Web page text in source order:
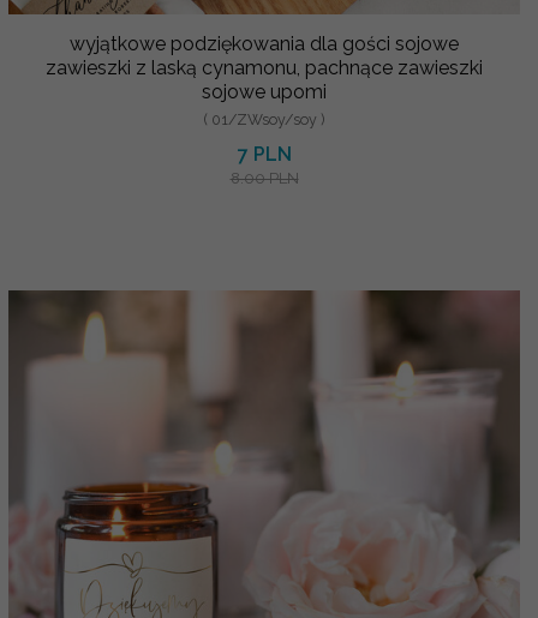
wyjątkowe podziękowania dla gości sojowe
zawieszki z laską cynamonu, pachnące zawieszki
sojowe upomi
( 01/ZWsoy/soy )
7 PLN
8.00 PLN